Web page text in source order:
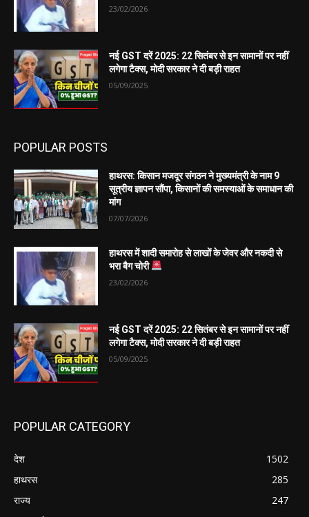
23/02/2026
नई GST दरें 2025: 22 सितंबर से इन सामानों पर नहीं
लगेगा टैक्स, मोदी सरकार ने दी बड़ी राहत
05/09/2025
POPULAR POSTS
हाथरस: किसान मजदूर संगठन ने मुख्यमंत्री के नाम 9
सूत्रीय ज्ञापन सौंपा, किसानों की समस्याओं के समाधान की
मांग
07/07/2026
हाथरस में शादी समारोह से लाखों के जेवर और नकदी से
भरा बैग चोरी
23/02/2026
नई GST दरें 2025: 22 सितंबर से इन सामानों पर नहीं
लगेगा टैक्स, मोदी सरकार ने दी बड़ी राहत
05/09/2025
POPULAR CATEGORY
देश
1502
हाथरस
285
राज्य
247